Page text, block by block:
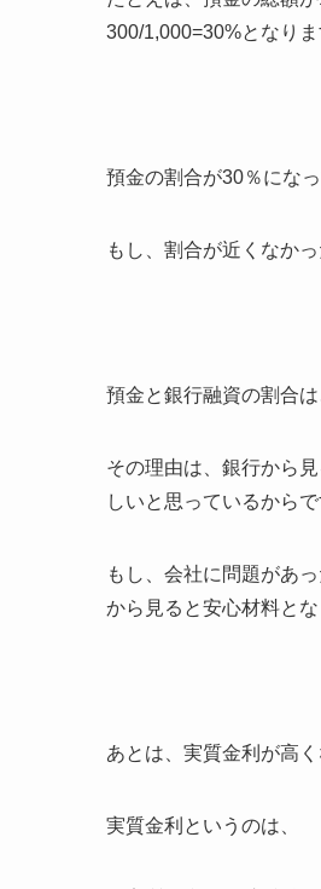
300/1,000=30%となりま
預金の割合が30％にな
もし、割合が近くなか
預金と銀行融資の割合
その理由は、銀行から
しいと思っているからで
もし、会社に問題があ
から見ると安心材料とな
あとは、実質金利が高
実質金利というのは、